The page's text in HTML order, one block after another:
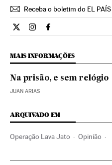
Receba o boletim do EL
Opiniao El País Brasil en
Opiniao El País Brasil
Opiniao El País
MAIS INFORMAÇÕES
Na prisão, e sem relógio
JUAN ARIAS
ARQUIVADO EM
Operação Lava Jato Opinião